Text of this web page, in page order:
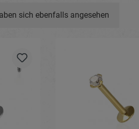
sich ebenfalls angesehen